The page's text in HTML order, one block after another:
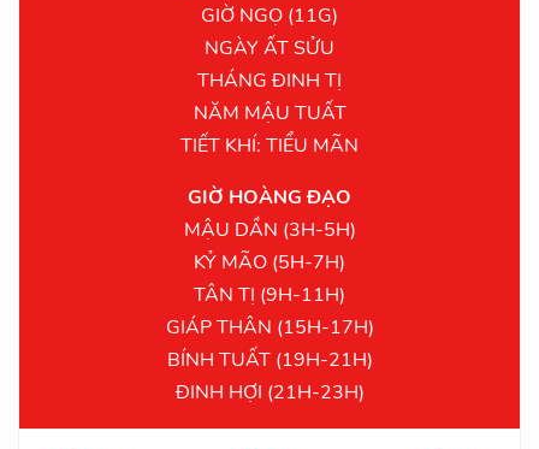
GIỜ NGỌ (11G)
NGÀY ẤT SỬU
THÁNG ĐINH TỊ
NĂM MẬU TUẤT
TIẾT KHÍ: TIỂU MÃN
GIỜ HOÀNG ĐẠO
MẬU DẦN (3H-5H)
KỶ MÃO (5H-7H)
TÂN TỊ (9H-11H)
GIÁP THÂN (15H-17H)
BÍNH TUẤT (19H-21H)
ĐINH HỢI (21H-23H)